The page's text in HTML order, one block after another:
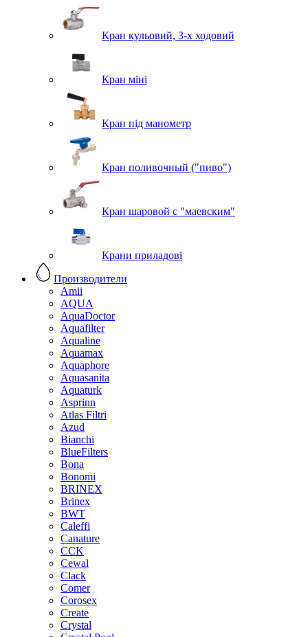
Кран кульовий, 3-х ходовий
Кран міні
Кран під манометр
Кран поливочный ("пиво")
Кран шаровой с "маевским"
Крани приладові
Производители
Amii
AQUA
AquaDoctor
Aquafilter
Aqualine
Aquamax
Aquaphore
Aquasanita
Aquaturk
Asprinn
Atlas Filtri
Azud
Bianchi
BlueFilters
Bona
Bonomi
BRINEX
Brinex
BWT
Caleffi
Canature
CCK
Cewal
Clack
Comer
Corosex
Create
Crystal